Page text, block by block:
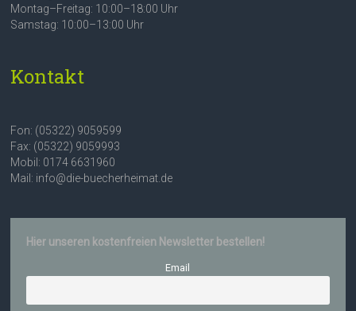
Montag–Freitag: 10:00–18:00 Uhr
Samstag: 10:00–13:00 Uhr
Kontakt
Fon: (05322) 9059599
Fax: (05322) 9059993
Mobil: 0174 6631960
Mail: info@die-buecherheimat.de
Hier unseren kostenfreien Newsletter bestellen!
Email